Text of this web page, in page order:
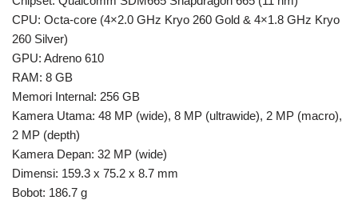
CPU: Octa-core (4×2.0 GHz Kryo 260 Gold & 4×1.8 GHz Kryo
260 Silver)
GPU: Adreno 610
RAM: 8 GB
Memori Internal: 256 GB
Kamera Utama: 48 MP (wide), 8 MP (ultrawide), 2 MP (macro),
2 MP (depth)
Kamera Depan: 32 MP (wide)
Dimensi: 159.3 x 75.2 x 8.7 mm
Bobot: 186.7 g